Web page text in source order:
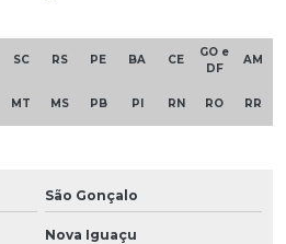
SC RS PE BA CE
GO e
DF
AM
MT MS PB PI RN RO RR
São Gonçalo
Nova Iguaçu